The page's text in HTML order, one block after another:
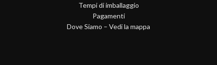
Tempi di imballaggio
Pagamenti
Dove Siamo – Vedi la mappa